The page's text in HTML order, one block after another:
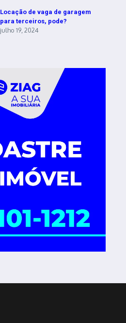
Locação de vaga de garagem
para terceiros, pode?
julho 19, 2024